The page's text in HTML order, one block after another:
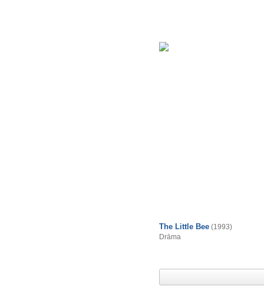
The Little Bee (1993)
Drāma